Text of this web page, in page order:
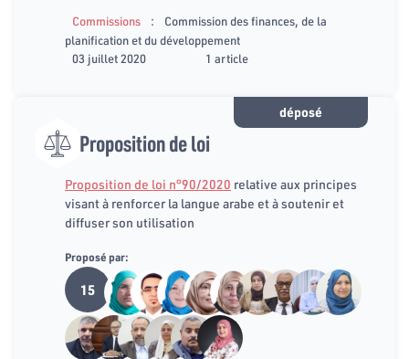
Commissions :
Commission des finances, de la
planification et du développement
03 juillet 2020
1 article
déposé
Proposition de loi
Proposition de loi n°90/2020 relative aux principes
visant à renforcer la langue arabe et à soutenir et
diffuser son utilisation
Proposé par:
15